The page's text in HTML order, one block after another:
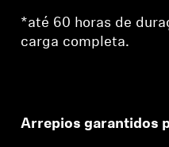
*até 60 horas de
carga completa.
Arrepios garantidos